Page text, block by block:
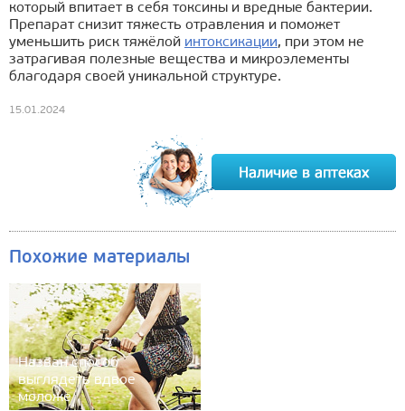
который впитает в себя токсины и вредные бактерии.
Препарат снизит тяжесть отравления и поможет
уменьшить риск тяжёлой интоксикации, при этом не
затрагивая полезные вещества и микроэлементы
благодаря своей уникальной структуре.
15.01.2024
Похожие материалы
Назван способ
выглядеть вдвое
моложе